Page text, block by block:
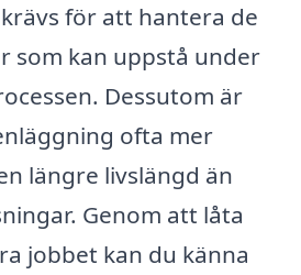
för att hantera de
som kan uppstå under
Dessutom är
ofta mer
längre livslängd än
Genom att låta
jobbet kan du känna